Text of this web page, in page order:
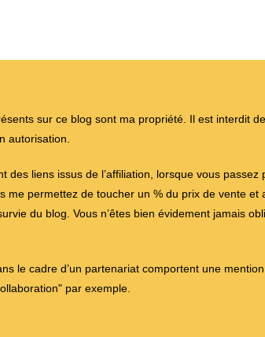
sur ce blog sont ma propriété. Il est interdit
autorisation.
des liens issus de l’affiliation, lorsque vous passez
me permettez de toucher un % du prix de vente et
du blog. Vous n’êtes bien évidement jamais
le cadre d’un partenariat comportent une mention
par exemple.